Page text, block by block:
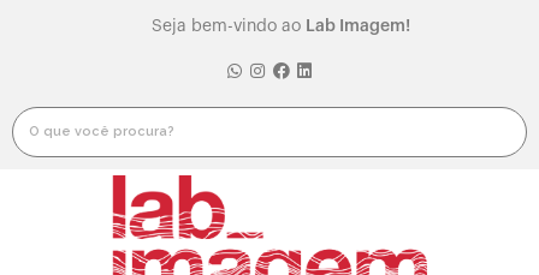
Seja bem-vindo ao Lab Imagem!